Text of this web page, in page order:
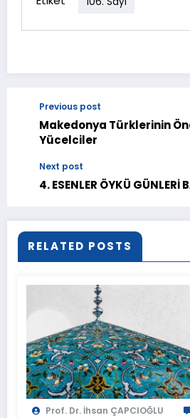
Previous post
Makedonya Türklerinin
Yücelciler
Next post
4. ESENLER ÖYKÜ GÜNLERİ
RELATED POSTS
Prof. Dr. İhsan ÇAPCIOĞLU